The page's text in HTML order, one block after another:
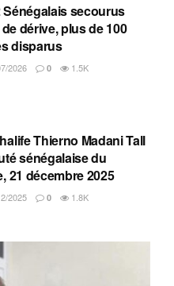
Sénégalais secourus
dérive, plus de 100
disparus
2026 0 1.5K
Thierno Madani Tall
sénégalaise du
21 décembre 2025
2025 0 1.8K